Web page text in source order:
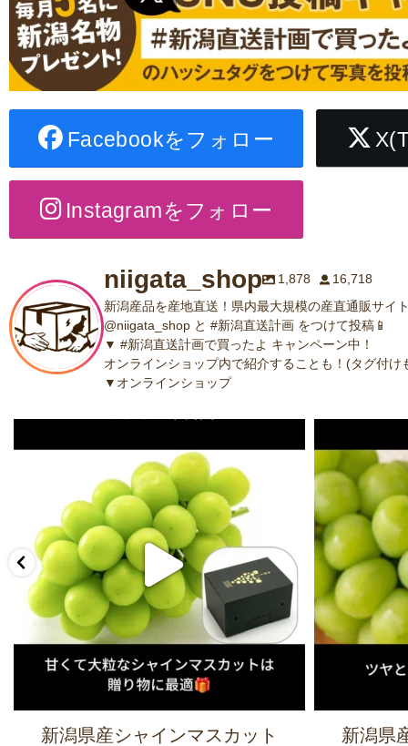
Facebookをフォロー
Instagramをフォロー
niigata_shop 1,878
16,718
新潟産品を産地直送！県内最大規模の産直通販サイ
@niigata_shop と #新潟直送計画 をつけて投稿📱
▼ #新潟直送計画で買ったよ キャンペーン中！
オンラインショップ内で紹介することも！(タグ付け
▼オンラインショップ
新潟県産シャインマスカット
新潟県